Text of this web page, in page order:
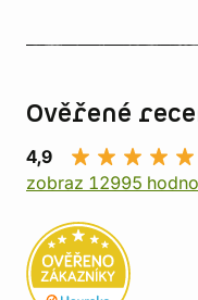
Ověřené
4,9
zobraz 12995